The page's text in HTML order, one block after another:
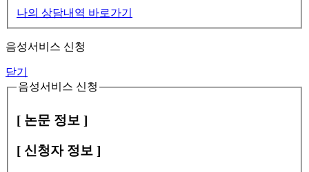
나의 상담내역 바로가기
음성서비스 신청
닫기
음성서비스 신청
[ 논문 정보 ]
[ 신청자 정보 ]